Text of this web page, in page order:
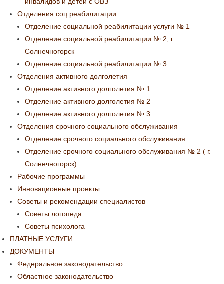
Отделения соц реабилитации
Отделение социальной реабилитации услуги № 1
Отделение социальной реабилитации № 2, г.
Солнечногорск
Отделение социальной реабилитации № 3
Отделения активного долголетия
Отделение активного долголетия № 1
Отделение активного долголетия № 2
Отделение активного долголетия № 3
Отделения срочного социального обслуживания
Отделение срочного социального обслуживания
Отделение срочного социального обслуживания № 2 ( г.
Солнечногорск)
Рабочие программы
Инновационные проекты
Советы и рекомендации специалистов
Советы логопеда
Советы психолога
ПЛАТНЫЕ УСЛУГИ
ДОКУМЕНТЫ
Федеральное законодательство
Областное законодательство